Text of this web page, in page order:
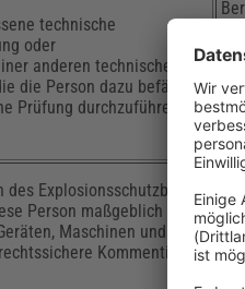
technische
oder
anderen technischen
die Person dazu befähigt,
Prüfung durchzuführen
des
Person maßgeblich zur
Maschinen und Anlagen
rechtssichere Kommentierung